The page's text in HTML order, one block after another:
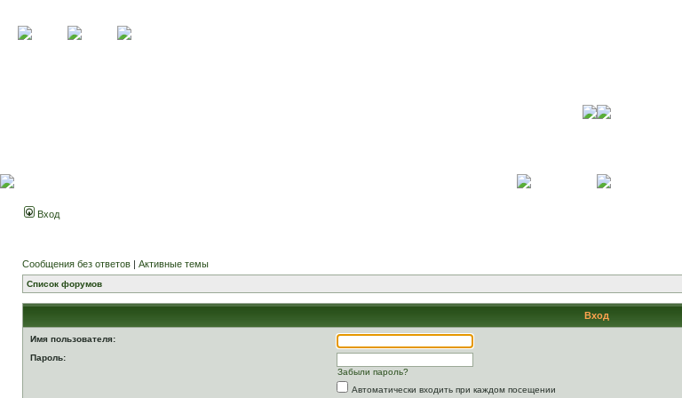
Вход
Сообщения без ответов | Активные темы
Список форумов
Вход
Имя пользователя:
Пароль:
Забыли пароль?
Автоматически входить при каждом посещении